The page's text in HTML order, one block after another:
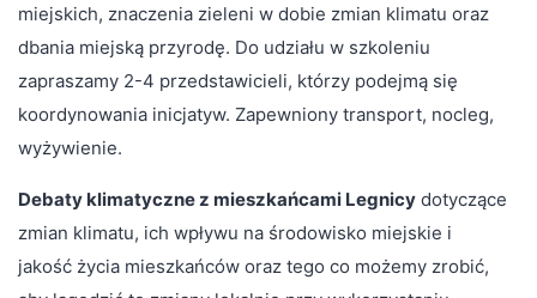
miejskich, znaczenia zieleni w dobie zmian klimatu oraz
dbania miejską przyrodę. Do udziału w szkoleniu
zapraszamy 2-4 przedstawicieli, którzy podejmą się
koordynowania inicjatyw. Zapewniony transport, nocleg,
wyżywienie.
Debaty klimatyczne z mieszkańcami Legnicy dotyczące
zmian klimatu, ich wpływu na środowisko miejskie i
jakość życia mieszkańców oraz tego co możemy zrobić,